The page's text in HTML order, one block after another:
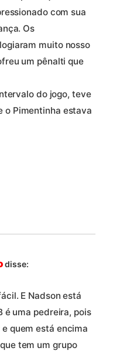
com sua
Os
muito nosso
um pênalti que
do jogo, teve
o Pimentinha estava
disse:
E Nadson está
é uma pedreira, pois
quem está encima
tem um grupo